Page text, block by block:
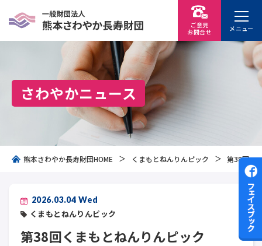
メニュー
ご意見
お問合せ
さわやかニュース
熊本さわやか長寿財団HOME くまもとねんりんピック 第38回く
2026.03.04 Wed
くまもとねんりんピック
第38回くまもとねんりんピック